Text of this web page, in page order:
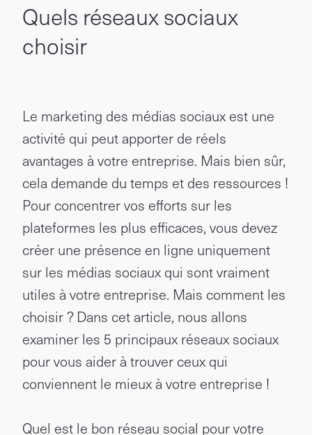
Quels réseaux sociaux
choisir
Le marketing des médias sociaux est une
activité qui peut apporter de réels
avantages à votre entreprise. Mais bien sûr,
cela demande du temps et des ressources !
Pour concentrer vos efforts sur les
plateformes les plus efficaces, vous devez
créer une présence en ligne uniquement
sur les médias sociaux qui sont vraiment
utiles à votre entreprise. Mais comment les
choisir ? Dans cet article, nous allons
examiner les 5 principaux réseaux sociaux
pour vous aider à trouver ceux qui
conviennent le mieux à votre entreprise !
Quel est le bon réseau social pour votre